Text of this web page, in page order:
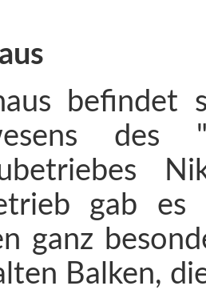
befindet
des
gab
ganz
Balken,